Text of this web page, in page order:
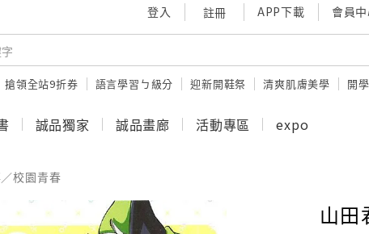
登入 註冊 APP下載 會員
搶領全站9折券 語言學習ㄅ級分 迎新開鞋祭 清爽肌膚美學 開
誠品獨家 誠品畫廊 活動專區 expo
校園青春
山田